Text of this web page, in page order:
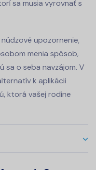
sa musia vyrovnať s
upozornenie,
menia spôsob,
sa o seba navzájom. V
k aplikácii
ktorá vašej rodine